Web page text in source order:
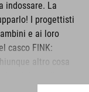
indossare. La
I progettisti
e ai loro
casco FINK:
altro cosa